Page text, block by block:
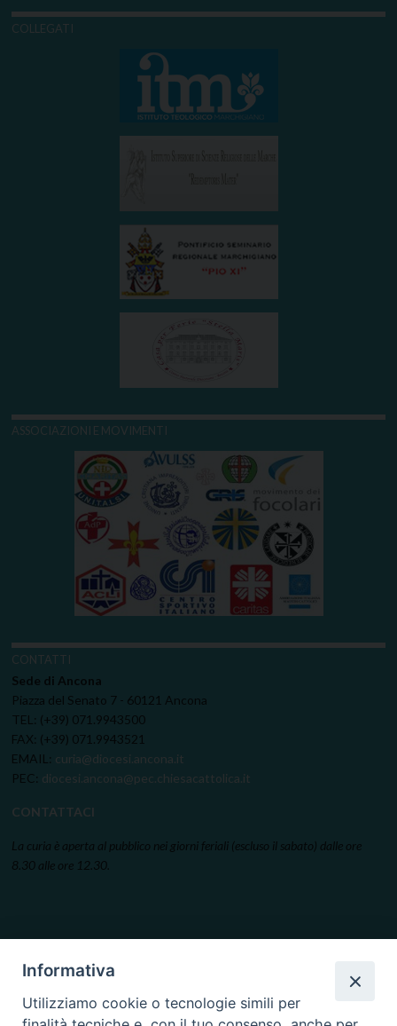
COLLEGATI
ASSOCIAZIONI E MOVIMENTI
CONTATTI
Sede di Ancona
Piazza del Senato 7 - 60121 Ancona
TEL: (+39) 071.9943500
FAX: (+39) 071.9943521
EMAIL: curia@diocesi.ancona.it
PEC: diocesi.ancona@pec.chiesacattolica.it
CONTATTACI
La curia è aperta al pubblico nei giorni feriali (escluso il sabato) dalle ore
8.30 alle ore 12.30.
Informativa
Utilizziamo cookie o tecnologie simili per